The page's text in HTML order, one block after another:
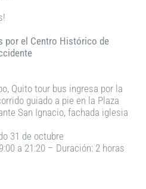
por el Centro Histórico de
Quito tour bus ingresa por la
guiado a pie en la Plaza
San Ignacio, fachada iglesia
31 de octubre
a 21:20 – Duración: 2 horas